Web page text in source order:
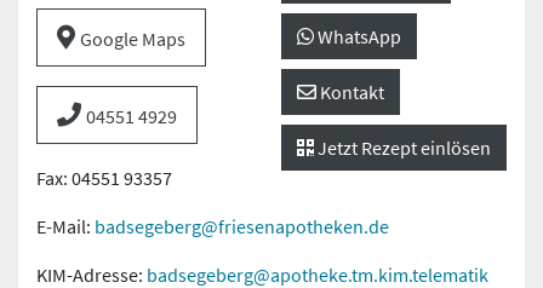
WhatsApp
Kontakt
Jetzt Rezept einlösen
Google Maps
04551 4929
Fax: 04551 93357
E-Mail: badsegeberg@friesenapotheken.de
KIM-Adresse: badsegeberg@apotheke.tm.kim.telematik